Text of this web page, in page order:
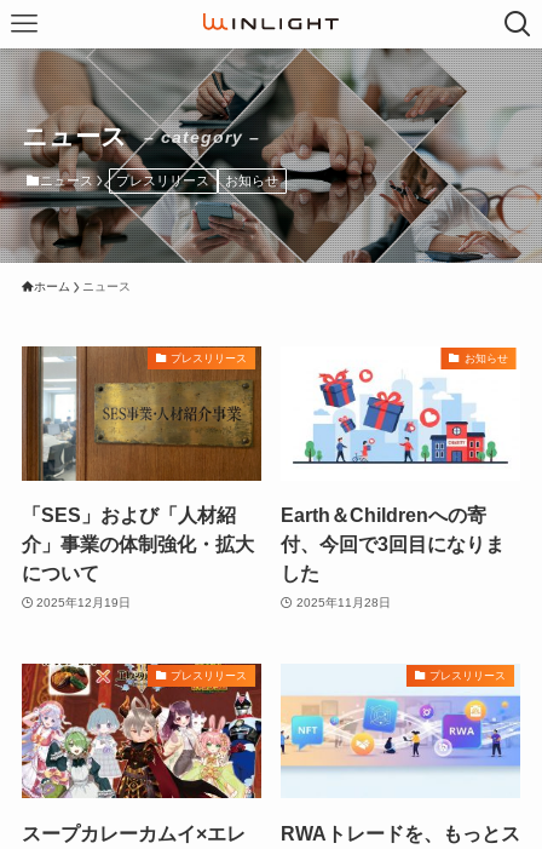
ニュース – category –
ニュース プレスリリース お知らせ
ホーム ニュース
プレスリリース
「SES」および「人材紹
介」事業の体制強化・拡大
について
2025年12月19日
お知らせ
Earth＆Childrenへの寄
付、今回で3回目になりま
した
2025年11月28日
プレスリリース
スープカレーカムイ×エレ
プレスリリース
RWAトレードを、もっとス